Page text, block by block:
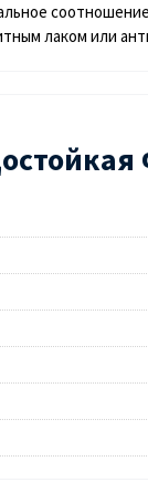
лаком или